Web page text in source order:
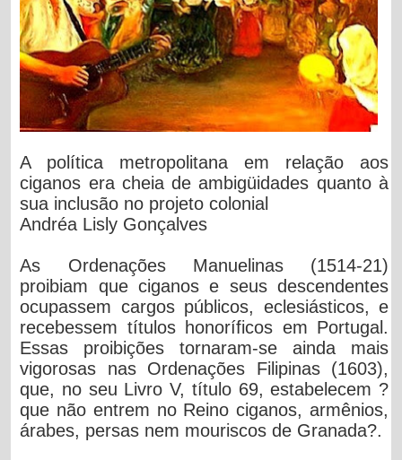
A política metropolitana em relação aos
ciganos era cheia de ambigüidades quanto à
sua inclusão no projeto colonial
Andréa Lisly Gonçalves
As Ordenações Manuelinas (1514-21)
proibiam que ciganos e seus descendentes
ocupassem cargos públicos, eclesiásticos, e
recebessem títulos honoríficos em Portugal.
Essas proibições tornaram-se ainda mais
vigorosas nas Ordenações Filipinas (1603),
que, no seu Livro V, título 69, estabelecem ?
que não entrem no Reino ciganos, armênios,
árabes, persas nem mouriscos de Granada?.